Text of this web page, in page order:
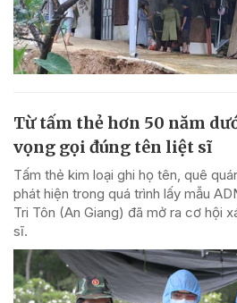
Từ tấm thẻ hơn 50 năm
vọng gọi đúng tên liệt sĩ
Tấm thẻ kim loại ghi họ tên, quê
phát hiện trong quá trình lấy mẫu
Tri Tôn (An Giang) đã mở ra cơ hội
sĩ.